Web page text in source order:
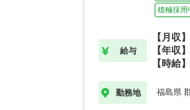
積極採用
給与
【月収
【年収
【時給
勤務地 福島県